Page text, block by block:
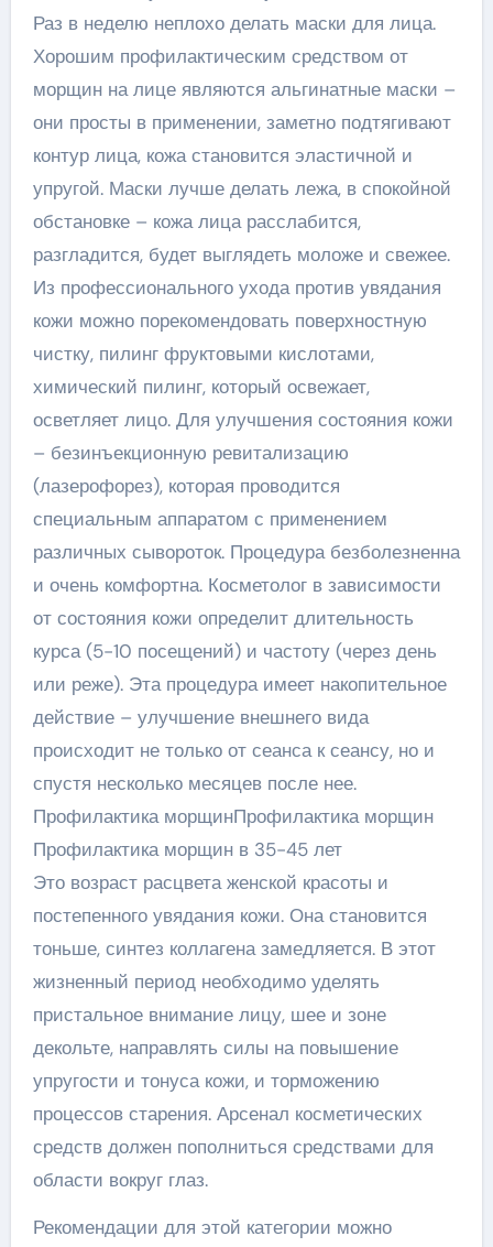
Раз в неделю неплохо делать маски для лица.
Хорошим профилактическим средством от
морщин на лице являются альгинатные маски –
они просты в применении, заметно подтягивают
контур лица, кожа становится эластичной и
упругой. Маски лучше делать лежа, в спокойной
обстановке – кожа лица расслабится,
разгладится, будет выглядеть моложе и свежее.
Из профессионального ухода против увядания
кожи можно порекомендовать поверхностную
чистку, пилинг фруктовыми кислотами,
химический пилинг, который освежает,
осветляет лицо. Для улучшения состояния кожи
– безинъекционную ревитализацию
(лазерофорез), которая проводится
специальным аппаратом с применением
различных сывороток. Процедура безболезненна
и очень комфортна. Косметолог в зависимости
от состояния кожи определит длительность
курса (5-10 посещений) и частоту (через день
или реже). Эта процедура имеет накопительное
действие – улучшение внешнего вида
происходит не только от сеанса к сеансу, но и
спустя несколько месяцев после нее.
Профилактика морщинПрофилактика морщин
Профилактика морщин в 35-45 лет
Это возраст расцвета женской красоты и
постепенного увядания кожи. Она становится
тоньше, синтез коллагена замедляется. В этот
жизненный период необходимо уделять
пристальное внимание лицу, шее и зоне
декольте, направлять силы на повышение
упругости и тонуса кожи, и торможению
процессов старения. Арсенал косметических
средств должен пополниться средствами для
области вокруг глаз.
Рекомендации для этой категории можно